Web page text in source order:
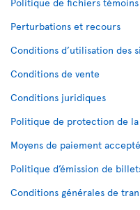
Perturbations et recours
Conditions d’utilisation des
Conditions de vente
Conditions juridiques
Politique de protection de
Moyens de paiement
Politique d’émission de
Conditions générales de